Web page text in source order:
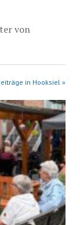
von
in Hooksiel »